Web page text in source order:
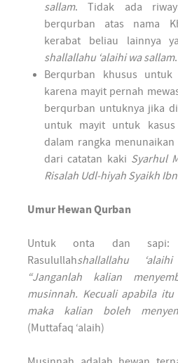
sallam. Tidak ada
berqurban atas nama
kerabat beliau lainnya
shallallahu ‘alaihi wa sallam.
Berqurban khusus
karena mayit pernah
berqurban untuknya jika
untuk mayit untuk
dalam rangka
dari catatan kaki Syarhul
Risalah Udl-hiyah Syaikh
Umur Hewan Qurban
Untuk onta dan sapi:
Rasulullahshallallahu
“Janganlah kalian
musinnah. Kecuali apabila
maka kalian boleh
(Muttafaq ‘alaih)